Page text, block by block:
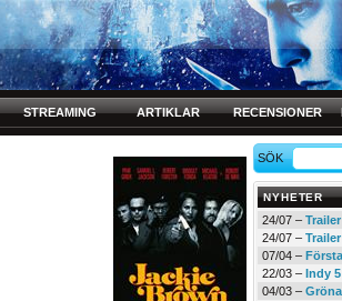
STREAMING ARTIKLAR RECENSIONER
SÖK
NYHETER
24/07 –
24/07 –
07/04 –
22/03 –Indy
04/03 –